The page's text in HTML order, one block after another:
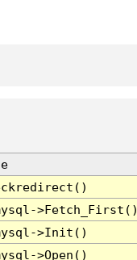
>Init()
>Open()